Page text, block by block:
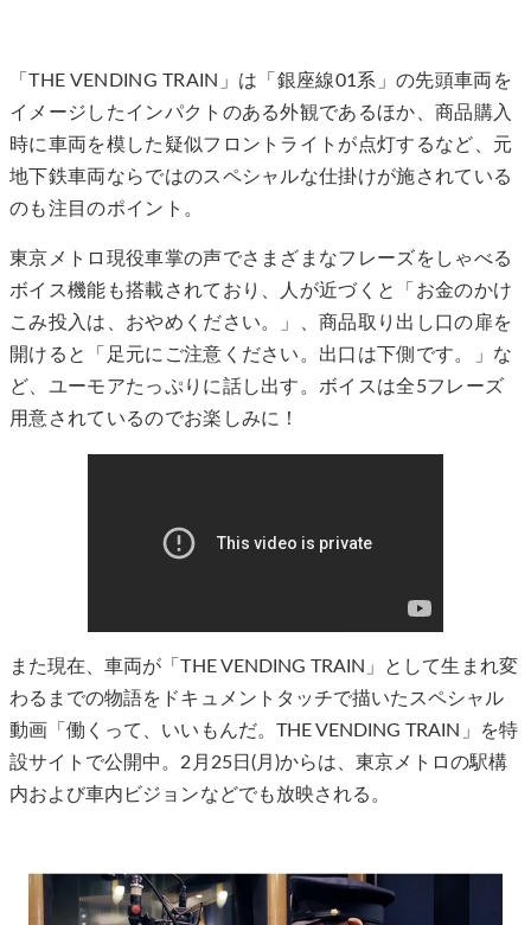
「THE VENDING TRAIN」は「銀座線01系」の先頭車両を
イメージしたインパクトのある外観であるほか、商品購入
時に車両を模した疑似フロントライトが点灯するなど、元
地下鉄車両ならではのスペシャルな仕掛けが施されている
のも注目のポイント。
東京メトロ現役車掌の声でさまざまなフレーズをしゃべる
ボイス機能も搭載されており、人が近づくと「お金のかけ
こみ投入は、おやめください。」、商品取り出し口の扉を
開けると「足元にご注意ください。出口は下側です。」な
ど、ユーモアたっぷりに話し出す。ボイスは全5フレーズ
用意されているのでお楽しみに！
また現在、車両が「THE VENDING TRAIN」として生まれ変
わるまでの物語をドキュメントタッチで描いたスペシャル
動画「働くって、いいもんだ。THE VENDING TRAIN」を特
設サイトで公開中。2月25日(月)からは、東京メトロの駅構
内および車内ビジョンなどでも放映される。